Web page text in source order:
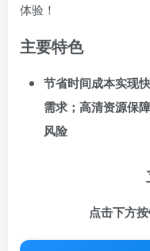
体验！
主要特色
节省时间成本实现
需求；高清资源保
风险
点击下方